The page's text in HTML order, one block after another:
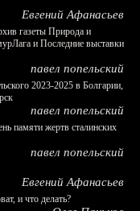
Евгений Афанасьев
газеты Природа и
и Последние выставки
павел попельский
2023-2025 в Болгарии,
павел попельский
памяти жертв сталинских
павел попельский
Евгений Афанасьев
и что делать?